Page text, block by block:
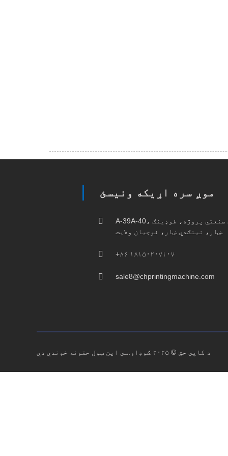
موږ سره اړیکه ونیسئ
A-39A-40، شویګوان صنعتي پارک، ګوانلینګ صنعتي پروژه، فوډینګ
ښار، نینګدي ښار، فوجیان ولایت.
+۸۶ ۱۸۱۵۰۲۰۷۱۰۷
sale8@chprintingmachine.com
د کاپي حق © ۲۰۲۵ ګوډاو.سي این ټول حقونه خوندي دي